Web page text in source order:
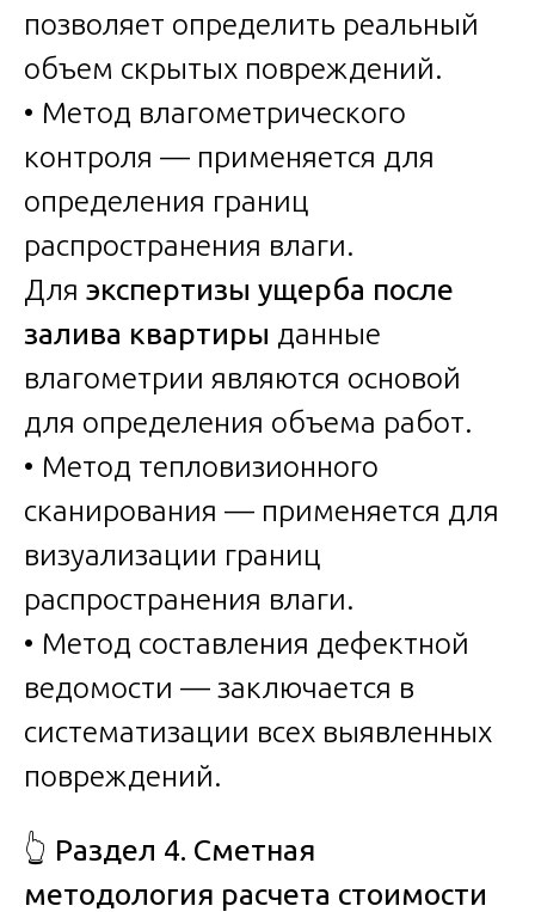
позволяет определить реальный
объем скрытых повреждений.
• Метод влагометрического
контроля — применяется для
определения границ
распространения влаги.
Для экспертизы ущерба после
залива квартиры данные
влагометрии являются основой
для определения объема работ.
• Метод тепловизионного
сканирования — применяется для
визуализации границ
распространения влаги.
• Метод составления дефектной
ведомости — заключается в
систематизации всех выявленных
повреждений.
👆 Раздел 4. Сметная
методология расчета стоимости